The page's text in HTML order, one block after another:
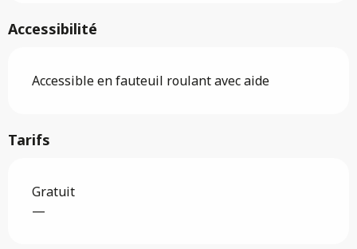
Accessibilité
Accessible en fauteuil roulant avec aide
Tarifs
Gratuit
—